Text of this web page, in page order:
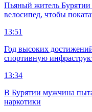
Пьяный житель Бурятии
велосипед, чтобы
13:51
Год высоких
спортивную
13:34
В Бурятии мужчина
наркотики